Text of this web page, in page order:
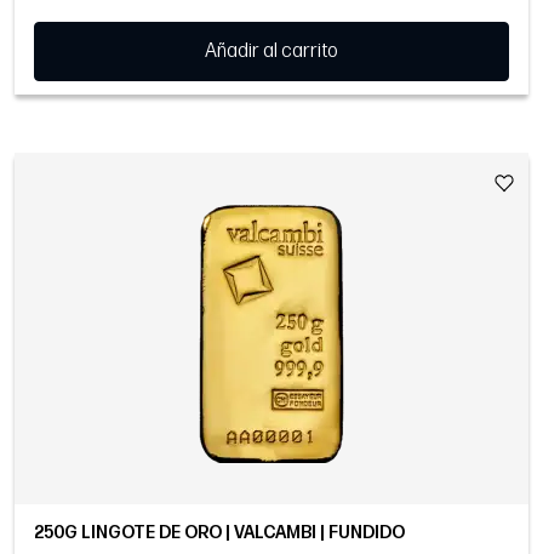
Añadir al carrito
250G LINGOTE DE ORO | VALCAMBI | FUNDIDO